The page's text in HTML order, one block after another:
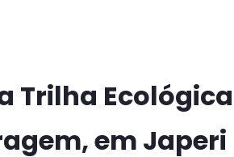
Trilha Ecológica
em Japeri